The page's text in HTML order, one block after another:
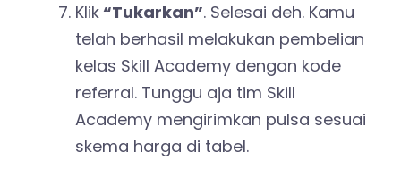
Klik “Tukarkan”. Selesai deh. Kamu
telah berhasil melakukan pembelian
kelas Skill Academy dengan kode
referral. Tunggu aja tim Skill
Academy mengirimkan pulsa sesuai
skema harga di tabel.